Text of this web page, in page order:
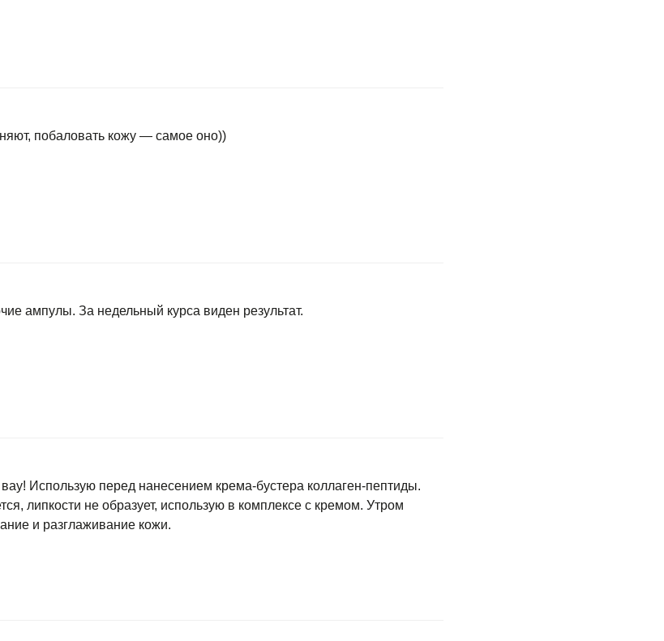
побаловать кожу — самое оно))
ампулы. За недельный курса виден результат.
Использую перед нанесением крема-бустера коллаген-пептиды.
липкости не образует, использую в комплексе с кремом. Утром
и разглаживание кожи.